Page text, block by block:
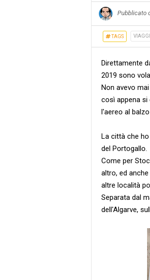
Pubblicato
TAGS VIAGGI
Direttamente
2019 sono
Non avevo
così appena
l'aereo al
La città che
del Portogallo.
Come per
altro, ed
altre località
Separata dal
dell'Algarve,